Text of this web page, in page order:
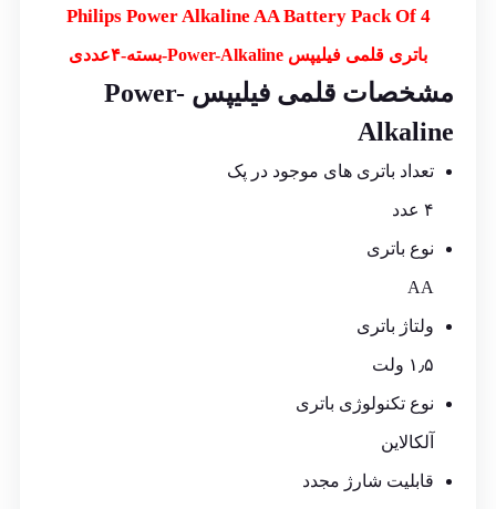
Philips Power Alkaline AA Battery Pack Of 4
باتری قلمی فیلیپس Power-Alkaline-بسته-۴عددی
مشخصات قلمی فیلیپس Power-
Alkaline
تعداد باتری های موجود در پک
۴ عدد
نوع باتری
AA
ولتاژ باتری
۱٫۵ ولت
نوع تکنولوژی باتری
آلکالاین
قابلیت شارژ مجدد